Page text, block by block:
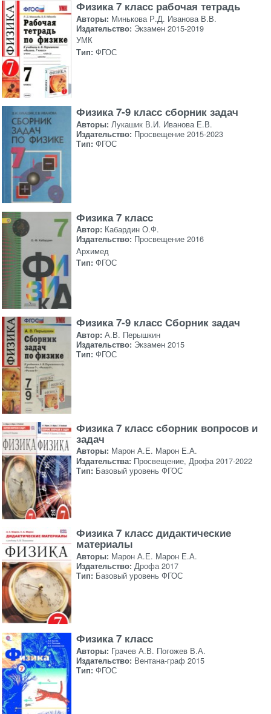
Физика 7 класс рабочая тетрадь
Авторы: Минькова Р.Д. Иванова В.В.
Издательство: Экзамен 2015-2019
УМК
Тип: ФГОС
Физика 7-9 класс сборник задач
Авторы: Лукашик В.И. Иванова Е.В.
Издательство: Просвещение 2015-2023
Тип: ФГОС
Физика 7 класс
Автор: Кабардин О.Ф.
Издательство: Просвещение 2016
Архимед
Тип: ФГОС
Физика 7-9 класс Сборник задач
Автор: А.В. Перышкин
Издательство: Экзамен 2015
Тип: ФГОС
Физика 7 класс сборник вопросов и
задач
Авторы: Марон А.Е. Марон Е.А.
Издательства: Просвещение, Дрофа 2017-2022
Тип: Базовый уровень ФГОС
Физика 7 класс дидактические
материалы
Авторы: Марон А.Е. Марон Е.А.
Издательство: Дрофа 2017
Тип: Базовый уровень ФГОС
Физика 7 класс
Авторы: Грачев А.В. Погожев В.А.
Издательство: Вентана-граф 2015
Тип: ФГОС